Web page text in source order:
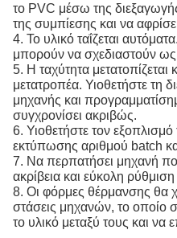
το PVC μέσω της
της συμπίεσης και να
4. Το υλικό ταΐζεται
μπορούν να σχεδιαστούν ως
5. Η ταχύτητα μετατοπίζεται
μετατροπέα. Υιοθετήστε τη
μηχανής και
συγχρονίσει ακριβώς.
6. Υιοθετήστε τον
εκτύπωσης αριθμού batch
7. Να περπατήσει μηχανή
ακρίβεια και εύκολη ρύθμιση
8. Οι φόρμες θέρμανσης θα
στάσεις μηχανών, το οποίο
το υλικό μεταξύ τους και να